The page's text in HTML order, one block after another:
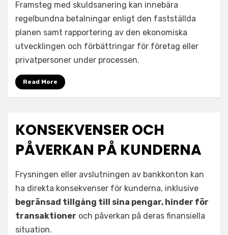
Framsteg med skuldsanering kan innebära
regelbundna betalningar enligt den fastställda
planen samt rapportering av den ekonomiska
utvecklingen och förbättringar för företag eller
privatpersoner under processen.
Read More
KONSEKVENSER OCH
PÅVERKAN PÅ KUNDERNA
Frysningen eller avslutningen av bankkonton kan
ha direkta konsekvenser för kunderna, inklusive
begränsad tillgång till sina pengar, hinder för
transaktioner och påverkan på deras finansiella
situation.